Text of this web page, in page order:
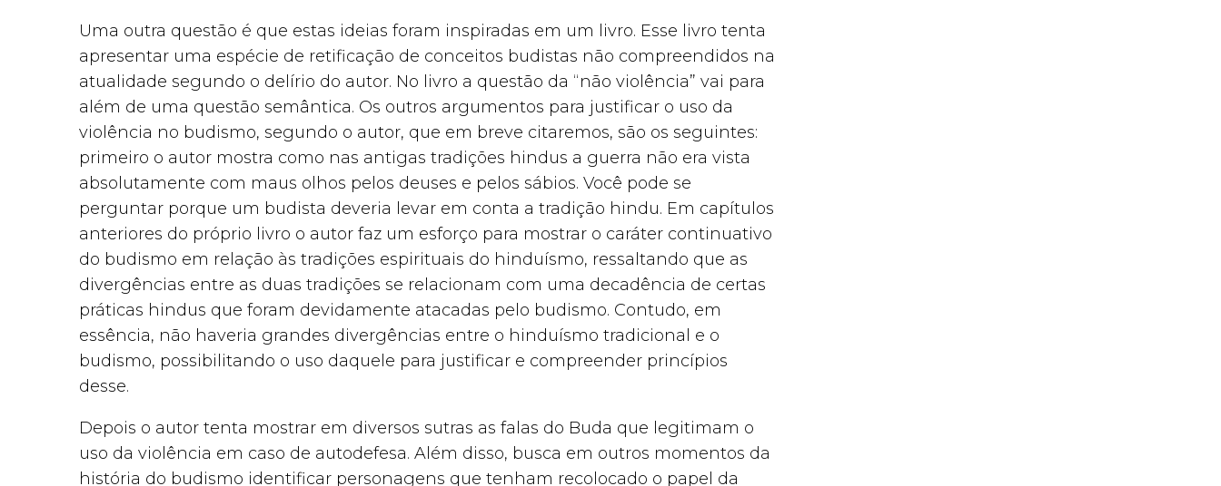
Uma outra questão é que estas ideias foram inspiradas em um livro. Esse livro tenta
apresentar uma espécie de retificação de conceitos budistas não compreendidos na
atualidade segundo o delírio do autor. No livro a questão da “não violência” vai para
além de uma questão semântica. Os outros argumentos para justificar o uso da
violência no budismo, segundo o autor, que em breve citaremos, são os seguintes:
primeiro o autor mostra como nas antigas tradições hindus a guerra não era vista
absolutamente com maus olhos pelos deuses e pelos sábios. Você pode se
perguntar porque um budista deveria levar em conta a tradição hindu. Em capítulos
anteriores do próprio livro o autor faz um esforço para mostrar o caráter continuativo
do budismo em relação às tradições espirituais do hinduísmo, ressaltando que as
divergências entre as duas tradições se relacionam com uma decadência de certas
práticas hindus que foram devidamente atacadas pelo budismo. Contudo, em
essência, não haveria grandes divergências entre o hinduísmo tradicional e o
budismo, possibilitando o uso daquele para justificar e compreender princípios
desse.
Depois o autor tenta mostrar em diversos sutras as falas do Buda que legitimam o
uso da violência em caso de autodefesa. Além disso, busca em outros momentos da
história do budismo identificar personagens que tenham recolocado o papel da